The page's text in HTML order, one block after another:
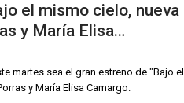
el mismo cielo, nueva
y María Elisa…
martes sea el gran estreno de "Bajo el
y María Elisa Camargo.